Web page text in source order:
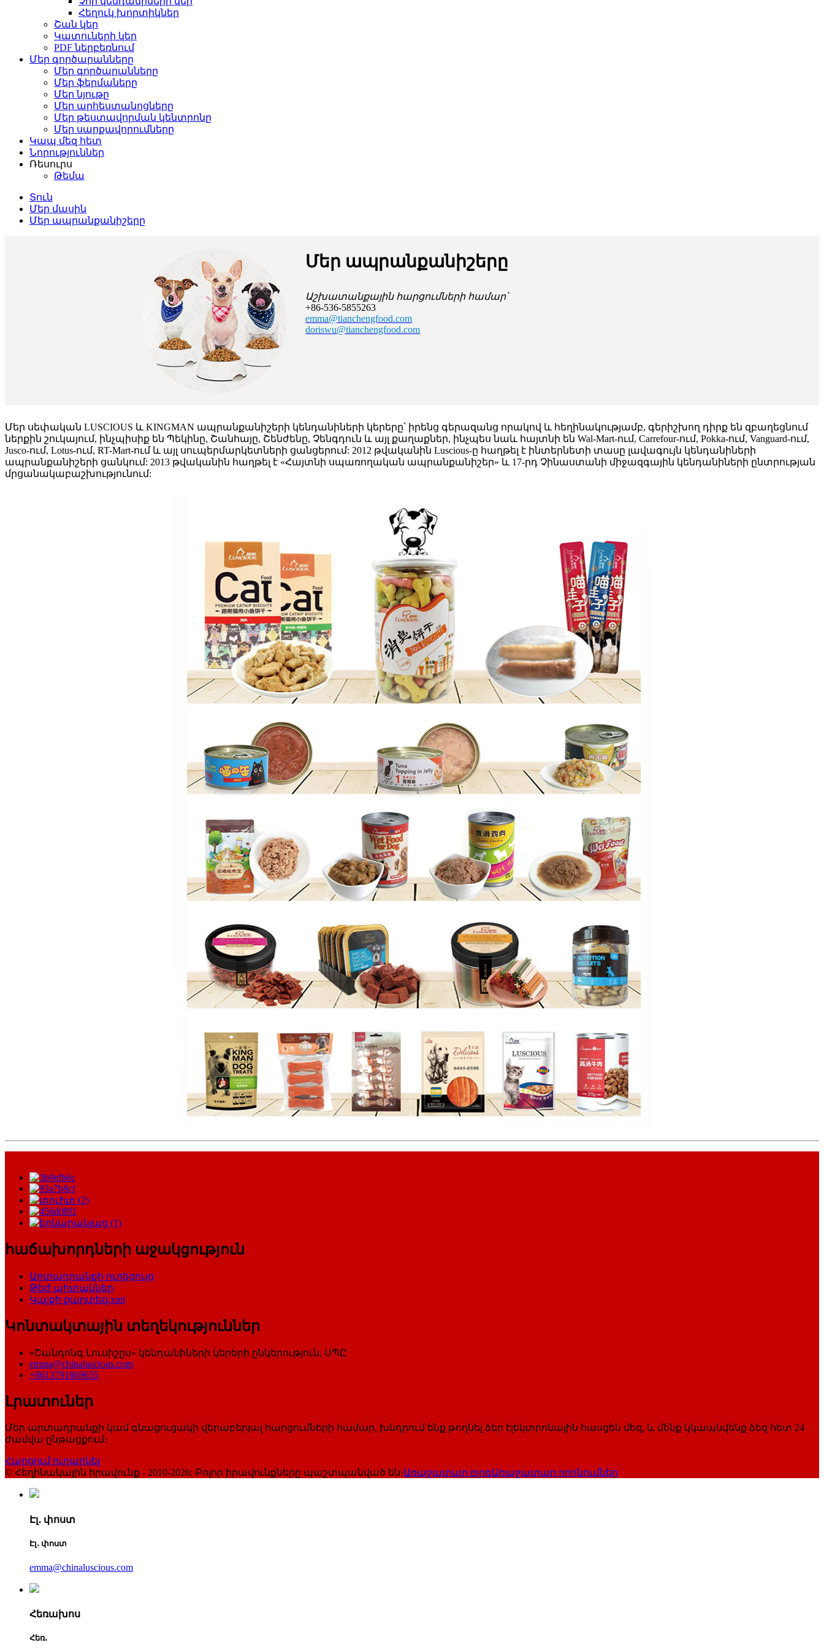
Հեղուկ խորտիկներ
Շան կեր
Կատուների կեր
PDF ներբեռնում
Մեր գործարանները
Մեր գործարանները
Մեր ֆերմաները
Մեր նյութը
Մեր արհեստանոցները
Մեր թեստավորման կենտրոնը
Մեր սարքավորումները
Կապ մեզ հետ
Նորություններ
Ռեսուրս
Թեմա
Տուն
Մեր մասին
Մեր ապրանքանիշերը
Մեր ապրանքանիշերը
Աշխատանքային հարցումների համար՝
+86-536-5855263
emma@tianchengfood.com
doriswu@tianchengfood.com
Մեր սեփական LUSCIOUS և KINGMAN ապրանքանիշերի կենդանիների կերերը՝ իրենց գերազանց որակով և հեղինակությամբ, գերիշխող դիրք են զբաղեցնում
ներքին շուկայում, ինչպիսիք են Պեկինը, Շանհայը, Շենժենը, Չենգդուն և այլ քաղաքներ, ինչպես նաև հայտնի են Wal-Mart-ում, Carrefour-ում, Pokka-ում, Vanguard-ում,
Jusco-ում, Lotus-ում, RT-Mart-ում և այլ սուպերմարկետների ցանցերում: 2012 թվականին Luscious-ը հաղթել է ինտերնետի տասը լավագույն կենդանիների
ապրանքանիշերի ցանկում: 2013 թվականին հաղթել է «Հայտնի սպառողական ապրանքանիշեր» և 17-րդ Չինաստանի միջազգային կենդանիների ընտրության
մրցանակաբաշխությունում:
հաճախորդների աջակցություն
Արտադրանքի ուղեցույց
Թեժ պիտակներ
Կայքի քարտեզ.xml
Կոնտակտային տեղեկություններ
«Շանդոնգ Լուսիշըս» կենդանիների կերերի ընկերություն, ՍՊԸ
emma@chinaluscious.com
+8613791869655
Լրատուներ
Մեր արտադրանքի կամ գնացուցակի վերաբերյալ հարցումների համար, խնդրում ենք թողնել ձեր էլեկտրոնային հասցեն մեզ, և մենք կկապնվենք ձեզ հետ 24
ժամվա ընթացքում։
Հարցում ուղարկել
© Հեղինակային իրավունք - 2010-2026: Բոլոր իրավունքները պաշտպանված են։Առաջատար բլոգԱռաջատար որոնումներ
Էլ․ փոստ
Էլ․ փոստ
emma@chinaluscious.com
Հեռախոս
Հեռ․